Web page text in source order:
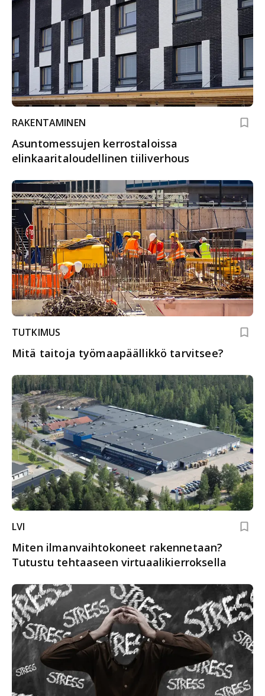
RAKENTAMINEN
Asuntomessujen kerrostaloissa
elinkaaritaloudellinen tiiliverhous
TUTKIMUS
Mitä taitoja työmaapäällikkö tarvitsee?
LVI
Miten ilmanvaihtokoneet rakennetaan?
Tutustu tehtaaseen virtuaalikierroksella